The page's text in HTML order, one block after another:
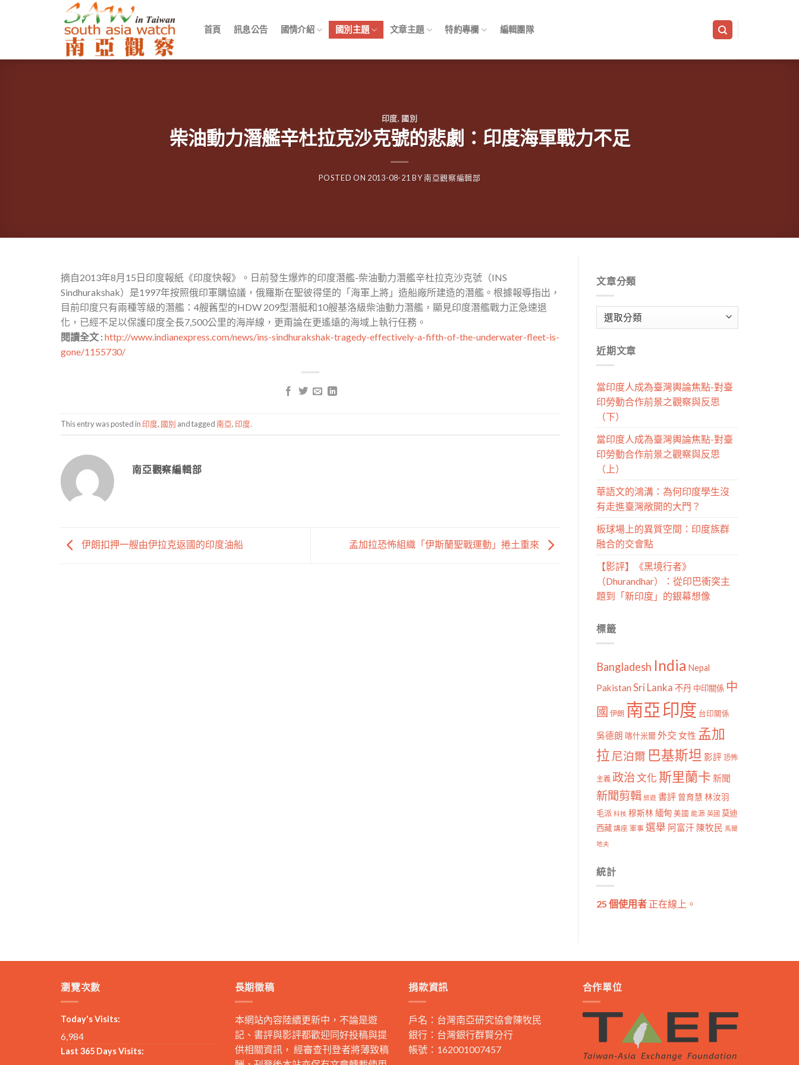
首頁 訊息公告 國情介紹 國別主題 文章主題 特約專欄 編輯團隊
印度, 國別
柴油動力潛艦辛杜拉克沙克號的悲劇：印度海軍戰力不足
POSTED ON 2013-08-21 BY南亞觀察編輯部
摘自2013年8月15日印度報紙《印度快報》。日前發生爆炸的印度潛艦-柴油動力潛艦辛杜拉克沙克號（INS
Sindhurakshak）是1997年按照俄印軍購協議，俄羅斯在聖彼得堡的「海軍上將」造船廠所建造的潛艦。根據報導指出，
目前印度只有兩種等級的潛艦：4艘舊型的HDW 209型潛艇和10艘基洛級柴油動力潛艦，顯見印度潛艦戰力正急速退
化，已經不足以保護印度全長7,500公里的海岸線，更甭論在更遙遠的海域上執行任務。
閱讀全文 :http://www.indianexpress.com/news/ins-sindhurakshak-tragedy-effectively-a-fifth-of-the-underwater-fleet-is-
gone/1155730/
This entry was posted in 印度, 國別 and tagged南亞, 印度.
南亞觀察編輯部
伊朗扣押一艘由伊拉克返國的印度油船 孟加拉恐怖組織「伊斯蘭聖戰運動」捲土重來
文章分類
章
類
近期文章
當印度人成為臺灣輿論焦點-對臺
印勞動合作前景之觀察與反思
（下）
當印度人成為臺灣輿論焦點-對臺
印勞動合作前景之觀察與反思
（上）
華語文的鴻溝：為何印度學生沒
有走進臺灣敞開的大門？
板球場上的異質空間：印度族群
融合的交會點
【影評】《黑境行者》
（Dhurandhar）：從印巴衝突主
題到「新印度」的銀幕想像
標籤
Bangladesh India Nepal
Pakistan Sri Lanka 不丹 中印關係 中
國 伊朗 南亞印度 台印關係
吳德朗 喀什米爾外交 女性 孟加
拉 尼泊爾 巴基斯坦 影評 恐怖
主義 政治文化斯里蘭卡 新聞
新聞剪輯 旅遊 書評 曾育慧 林汝羽
毛派 科技 穆斯林 緬甸 美國 能源 英國 莫迪
西藏 講座 軍事 選舉 阿富汗 陳牧民 馬爾
地夫
統計
25 個使用者 正在線上。
瀏覽次數
Today's Visits:
6,984
Last 365 Days Visits:
長期徵稿
本網站內容陸續更新中，不論是遊
記、書評與影評都歡迎同好投稿與提
供相關資訊， 經審查刊登者將薄致稿
捐款資訊
戶名：台灣南亞研究協會陳牧民
銀行：台灣銀行群賢分行
帳號：162001007457
合作單位